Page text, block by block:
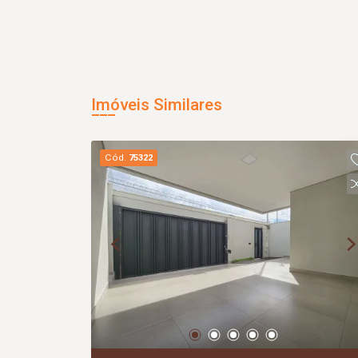
Imóveis Similares
Cód. 75322